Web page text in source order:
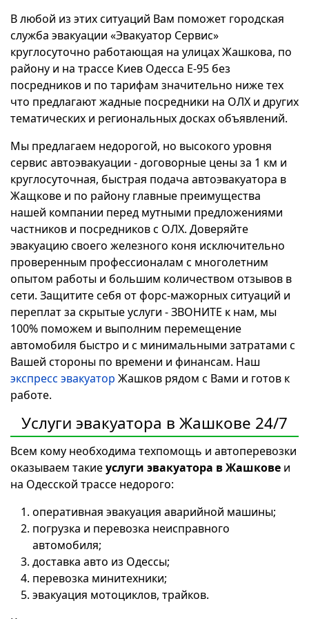
В любой из этих ситуаций Вам поможет городская
служба эвакуации «Эвакуатор Сервис»
круглосуточно работающая на улицах Жашкова, по
району и на трассе Киев Одесса Е-95 без
посредников и по тарифам значительно ниже тех
что предлагают жадные посредники на ОЛХ и других
тематических и региональных досках объявлений.
Мы предлагаем недорогой, но высокого уровня
сервис автоэвакуации - договорные цены за 1 км и
круглосуточная, быстрая подача автоэвакуатора в
Жащкове и по району главные преимущества
нашей компании перед мутными предложениями
частников и посредников с ОЛХ. Доверяйте
эвакуацию своего железного коня исключительно
проверенным профессионалам с многолетним
опытом работы и большим количеством отзывов в
сети. Защитите себя от форс-мажорных ситуаций и
переплат за скрытые услуги - ЗВОНИТЕ к нам, мы
100% поможем и выполним перемещение
автомобиля быстро и с минимальными затратами с
Вашей стороны по времени и финансам. Наш
экспресс эвакуатор Жашков рядом с Вами и готов к
работе.
Услуги эвакуатора в Жашкове 24/7
Всем кому необходима техпомощь и автоперевозки
оказываем такиеуслуги эвакуатора в Жашкове и
на Одесской трассе недорого:
оперативная эвакуация аварийной машины;
погрузка и перевозка неисправного
автомобиля;
доставка авто из Одессы;
перевозка минитехники;
эвакуация мотоциклов, трайков.